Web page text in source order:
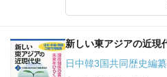
新しい東アジアの近現
日中韓3国共同歴史編